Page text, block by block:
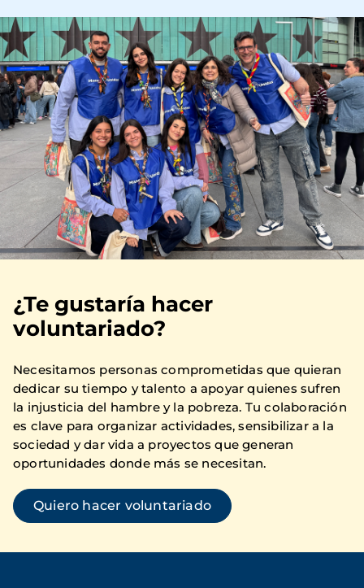
Imagen
¿Te gustaría hacer
voluntariado?
Necesitamos personas comprometidas que quieran
dedicar su tiempo y talento a apoyar quienes sufren
la injusticia del hambre y la pobreza. Tu colaboración
es clave para organizar actividades, sensibilizar a la
sociedad y dar vida a proyectos que generan
oportunidades donde más se necesitan.
Quiero hacer voluntariado